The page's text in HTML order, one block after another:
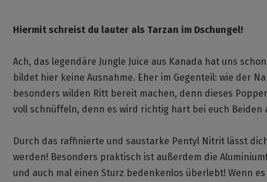
Hiermit schreist du lauter als Tarzan im Dschungel!
Ach, das legendäre Jungle Juice aus Kanada hat uns
bildet hier keine Ausnahme. Eher im Gegenteil: wie der
besonders wilden Ritt bereit machen, denn dieses
voll schnüffeln, denn es wird richtig hart bei euch Beiden
Durch das raffinierte und saustarke Pentyl Nitrit lässt
werden! Besonders praktisch ist außerdem die
und auch mal einen Sturz bedenkenlos überlebt! Wenn